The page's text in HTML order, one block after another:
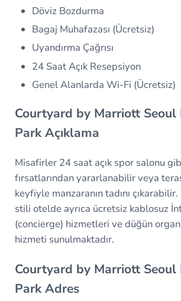
Döviz Bozdurma
Bagaj Muhafazası (Ücretsiz)
Uyandırma Çağrısı
24 Saat Açık Resepsiyon
Genel Alanlarda Wi-Fi (Ücretsiz)
Courtyard by Marriott Seoul
Park Açıklama
Misafirler 24 saat açık spor salonu
fırsatlarından yararlanabilir veya
keyfiyle manzaranın tadını
stili otelde ayrıca ücretsiz kablosuz
(concierge) hizmetleri ve düğün
hizmeti sunulmaktadır.
Courtyard by Marriott Seoul
Park Adres